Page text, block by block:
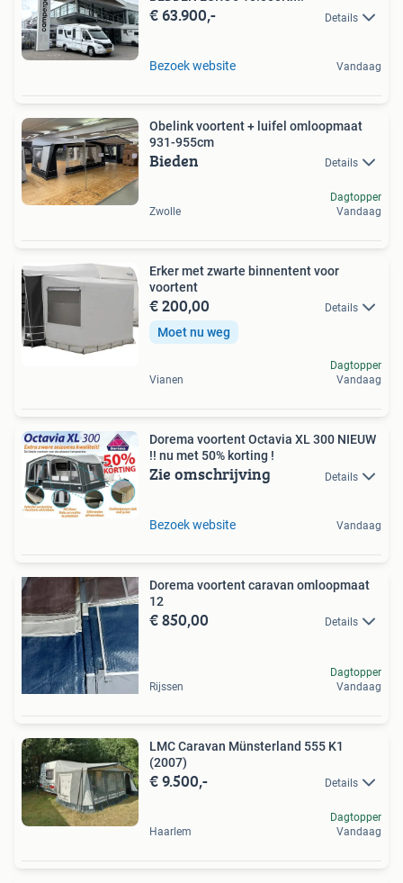
€ 63.900,- Details
Bezoek website Vandaag
Obelink voortent + luifel omloopmaat
931-955cm
Bieden Details
Zwolle
Dagtopper
Vandaag
Erker met zwarte binnentent voor
voortent
€ 200,00 Details
Moet nu weg
Vianen
Dagtopper
Vandaag
Dorema voortent Octavia XL 300 NIEUW
!! nu met 50% korting !
Zie omschrijving Details
Bezoek website Vandaag
Dorema voortent caravan omloopmaat
12
€ 850,00 Details
Rijssen
Dagtopper
Vandaag
LMC Caravan Münsterland 555 K1
(2007)
€ 9.500,- Details
Haarlem
Dagtopper
Vandaag